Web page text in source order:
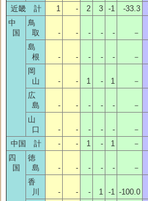
近畿 計
1 - 2 3 -1 -33.3
中
国
鳥
取
- - - - - －
島
根
- - - - - －
岡
山
- - 1 - 1 －
広
島
- - - - - －
山
口
- - - - - －
中国 計
- - 1 - 1 －
四
国
徳
島
- - - - - －
香
川
- - - 1 -1 -100.0